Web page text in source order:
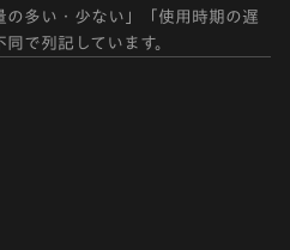
多い・少ない」「使用時期の遅
で列記しています。